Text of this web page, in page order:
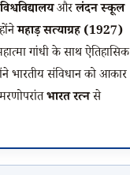
औरलंदन स्कूल
महाड़ सत्याग्रह (1927)
गांधी के साथ ऐतिहासिक
भारतीय संविधान को आकार
भारत रत्नसे